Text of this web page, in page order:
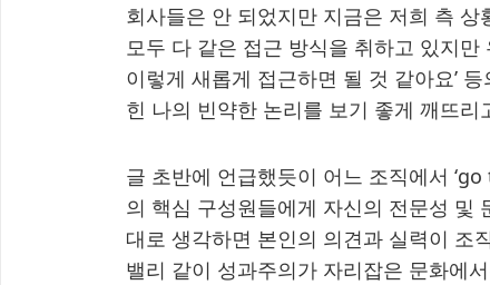
회사들은 안 되었지만 지금은 저희 측 상
모두 다 같은 접근 방식을 취하고 있지
이렇게 새롭게 접근하면 될 것 같아요’
힌 나의 빈약한 논리를 보기 좋게 깨뜨
글 초반에 언급했듯이 어느 조직에서
의 핵심 구성원들에게 자신의 전문성 및
대로 생각하면 본인의 의견과 실력이 조
밸리 같이 성과주의가 자리잡은 문화에